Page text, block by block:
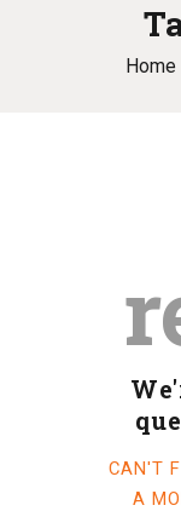
Home
CAN'T
A